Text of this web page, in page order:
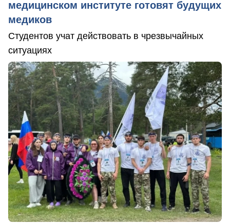
медицинском институте готовят будущих
медиков
Студентов учат действовать в чрезвычайных
ситуациях